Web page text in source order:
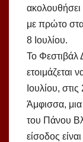
ακολουθήσει
με πρώτο
8 Ιουλίου.
Το
ετοιμάζεται
Ιουλίου,
Άμφισσα,
του Πάνου
είσοδος